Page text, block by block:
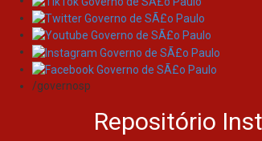
Skip
navigation
/governosp
Repositório
Search